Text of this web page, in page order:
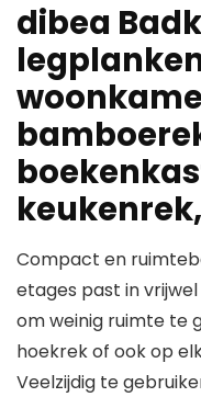
dibea
Compact en
etages past in
om weinig ruimte te
hoekrek of ook op
Veelzijdig te